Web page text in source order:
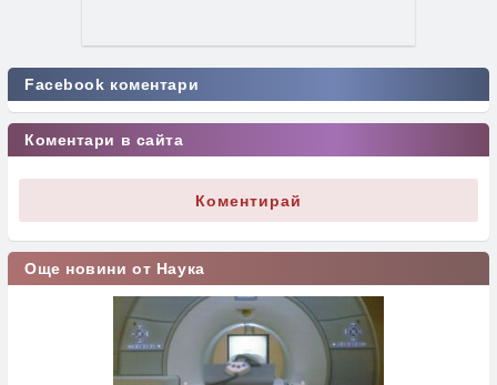
Facebook коментари
Коментари в сайта
Коментирай
Още новини от Наука